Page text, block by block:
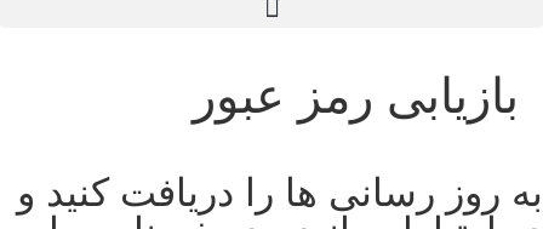
بازیابی رمز عبور
به روز رسانی ها را دریافت کنید و